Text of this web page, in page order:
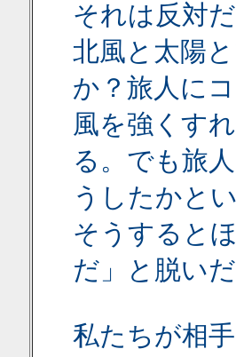
それは反対
北風と太陽
か？旅人に
風を強くす
る。でも旅
うしたかと
そうすると
だ」と脱いだ
私たちが相